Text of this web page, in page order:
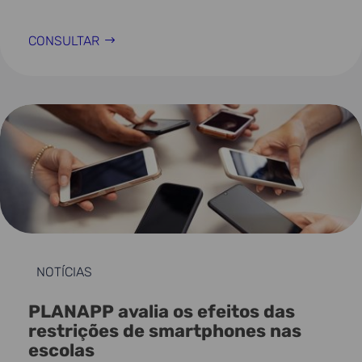
CONSULTAR
NOTÍCIAS
PLANAPP avalia os efeitos das
restrições de smartphones nas
escolas